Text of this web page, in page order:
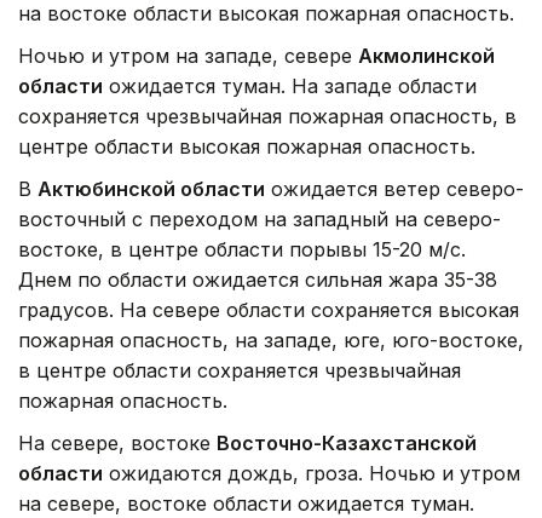
на востоке области высокая пожарная опасность.
Ночью и утром на западе, севере Акмолинской
области ожидается туман. На западе области
сохраняется чрезвычайная пожарная опасность, в
центре области высокая пожарная опасность.
В Актюбинской области ожидается ветер северо-
восточный с переходом на западный на северо-
востоке, в центре области порывы 15-20 м/с.
Днем по области ожидается сильная жара 35-38
градусов. На севере области сохраняется высокая
пожарная опасность, на западе, юге, юго-востоке,
в центре области сохраняется чрезвычайная
пожарная опасность.
На севере, востоке Восточно-Казахстанской
области ожидаются дождь, гроза. Ночью и утром
на севере, востоке области ожидается туман.